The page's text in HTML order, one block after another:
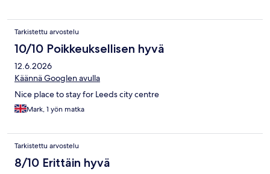
Tarkistettu arvostelu
10/10 Poikkeuksellisen hyvä
12.6.2026
Käännä Googlen avulla
Nice place to stay for Leeds city centre
Mark, 1 yön matka
Tarkistettu arvostelu
8/10 Erittäin hyvä